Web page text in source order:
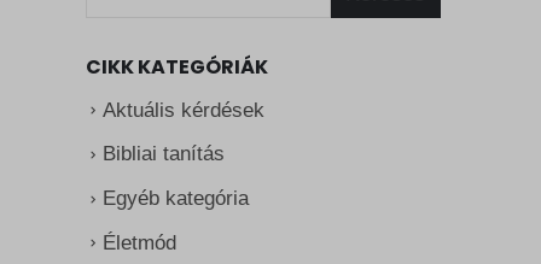
CIKK KATEGÓRIÁK
Aktuális kérdések
Bibliai tanítás
Egyéb kategória
Életmód